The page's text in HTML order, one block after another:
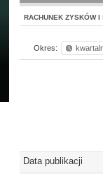
RACHUNEK ZYSKÓW I
Okres:
Data publikacji